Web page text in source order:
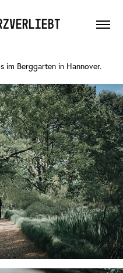
im Berggarten in Hannover.